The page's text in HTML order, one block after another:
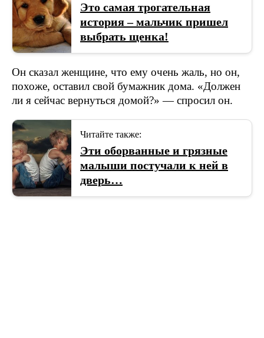
Это самая трогательная
история – мальчик пришел
выбрать щенка!
Он сказал женщине, что ему очень жаль, но он,
похоже, оставил свой бумажник дома. «Должен
ли я сейчас вернуться домой?» — спросил он.
Читайте также:
Эти оборванные и грязные
малыши постучали к ней в
дверь…